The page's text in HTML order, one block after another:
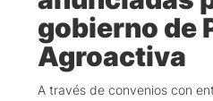
gobierno de
Agroactiva
A través de convenios con